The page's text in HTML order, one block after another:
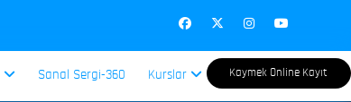
Sanal Sergi-360 Kurslar Kaymek Online Kayıt